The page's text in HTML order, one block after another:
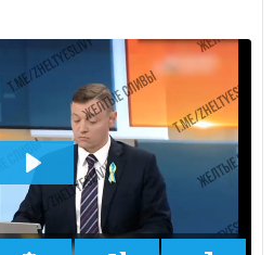
ВОСПРОИЗВЕСТИ